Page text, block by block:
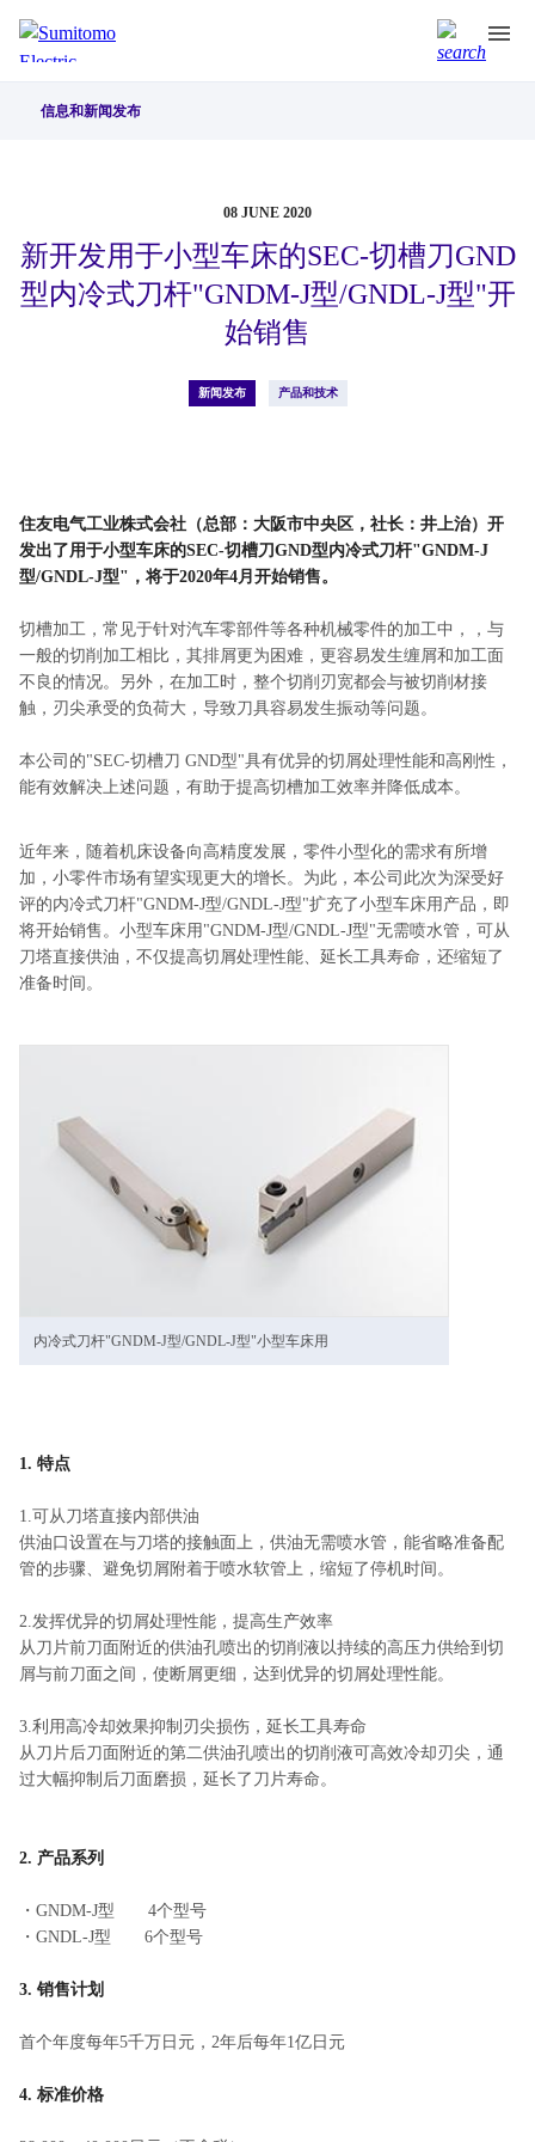
信息和新闻发布
08 JUNE 2020
新开发用于小型车床的SEC-切槽刀GND
型内冷式刀杆"GNDM-J型/GNDL-J型"开
始销售
新闻发布 产品和技术
住友电气工业株式会社（总部：大阪市中央区，社长：井上治）开
发出了用于小型车床的SEC-切槽刀GND型内冷式刀杆"GNDM-J
型/GNDL-J型"，将于2020年4月开始销售。
切槽加工，常见于针对汽车零部件等各种机械零件的加工中，，与
一般的切削加工相比，其排屑更为困难，更容易发生缠屑和加工面
不良的情况。另外，在加工时，整个切削刃宽都会与被切削材接
触，刃尖承受的负荷大，导致刀具容易发生振动等问题。
本公司的"SEC-切槽刀 GND型"具有优异的切屑处理性能和高刚性，
能有效解决上述问题，有助于提高切槽加工效率并降低成本。
内冷式刀杆"GNDM-J型/GNDL-J型"小型车床用
近年来，随着机床设备向高精度发展，零件小型化的需求有所增
加，小零件市场有望实现更大的增长。为此，本公司此次为深受好
评的内冷式刀杆"GNDM-J型/GNDL-J型"扩充了小型车床用产品，即
将开始销售。小型车床用"GNDM-J型/GNDL-J型"无需喷水管，可从
刀塔直接供油，不仅提高切屑处理性能、延长工具寿命，还缩短了
准备时间。
1. 特点
1.可从刀塔直接内部供油
供油口设置在与刀塔的接触面上，供油无需喷水管，能省略准备配
管的步骤、避免切屑附着于喷水软管上，缩短了停机时间。
2.发挥优异的切屑处理性能，提高生产效率
从刀片前刀面附近的供油孔喷出的切削液以持续的高压力供给到切
屑与前刀面之间，使断屑更细，达到优异的切屑处理性能。
3.利用高冷却效果抑制刃尖损伤，延长工具寿命
从刀片后刀面附近的第二供油孔喷出的切削液可高效冷却刃尖，通
过大幅抑制后刀面磨损，延长了刀片寿命。
2. 产品系列
・GNDM-J型 4个型号
・GNDL-J型 6个型号
3. 销售计划
首个年度每年5千万日元，2年后每年1亿日元
4. 标准价格